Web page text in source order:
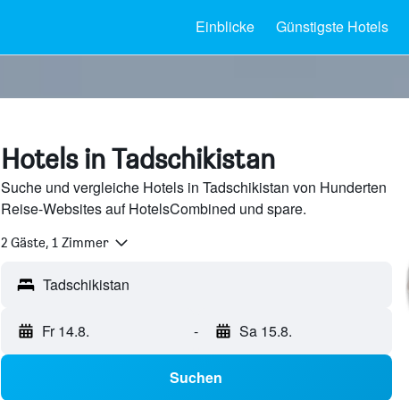
Einblicke Günstigste Hotels
Hotels in Tadschikistan
Suche und vergleiche Hotels in Tadschikistan von Hunderten
Reise-Websites auf HotelsCombined und spare.
2 Gäste, 1 Zimmer
Tadschikistan
Fr 14.8. - Sa 15.8.
Suchen